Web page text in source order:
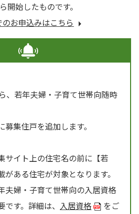
開始したものです。
お申込みはこちら
、若年夫婦・子育て世帯向随時
集住戸を追加します。
サイト上の住宅名の前に【若
ある住宅が対象となります。
夫婦・子育て世帯向の入居資格
す。詳細は、 入居資格
をご